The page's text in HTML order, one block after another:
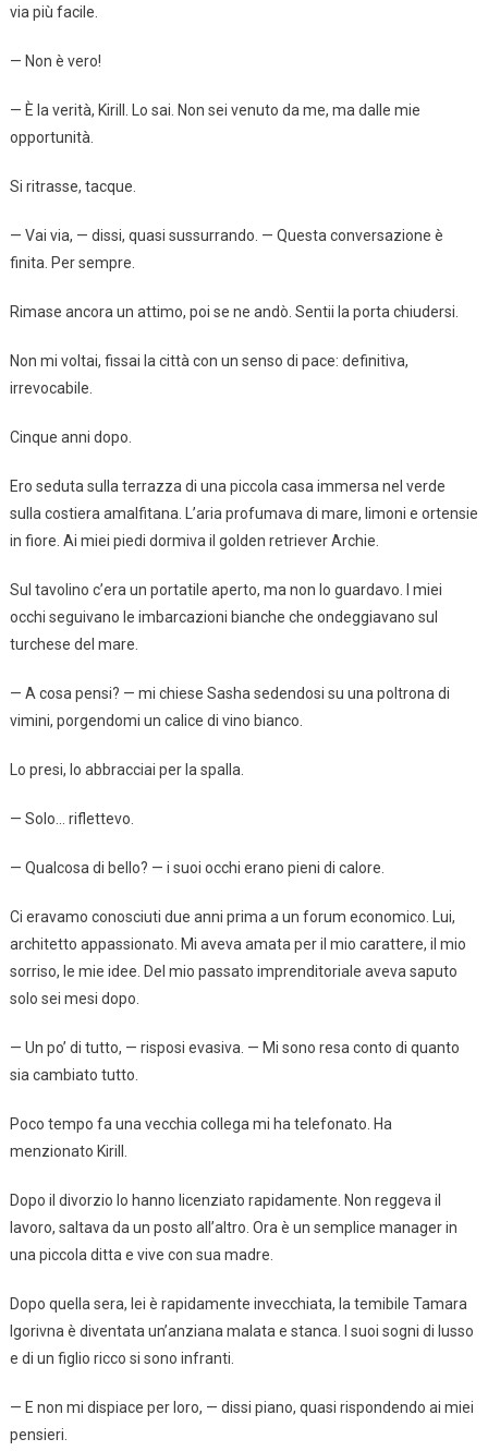
via più facile.
— Non è vero!
— È la verità, Kirill. Lo sai. Non sei venuto da me, ma dalle mie
opportunità.
Si ritrasse, tacque.
— Vai via, — dissi, quasi sussurrando. — Questa conversazione è
finita. Per sempre.
Rimase ancora un attimo, poi se ne andò. Sentii la porta chiudersi.
Non mi voltai, fissai la città con un senso di pace: definitiva,
irrevocabile.
Cinque anni dopo.
Ero seduta sulla terrazza di una piccola casa immersa nel verde
sulla costiera amalfitana. L’aria profumava di mare, limoni e ortensie
in fiore. Ai miei piedi dormiva il golden retriever Archie.
Sul tavolino c’era un portatile aperto, ma non lo guardavo. I miei
occhi seguivano le imbarcazioni bianche che ondeggiavano sul
turchese del mare.
— A cosa pensi? — mi chiese Sasha sedendosi su una poltrona di
vimini, porgendomi un calice di vino bianco.
Lo presi, lo abbracciai per la spalla.
— Solo… riflettevo.
— Qualcosa di bello? — i suoi occhi erano pieni di calore.
Ci eravamo conosciuti due anni prima a un forum economico. Lui,
architetto appassionato. Mi aveva amata per il mio carattere, il mio
sorriso, le mie idee. Del mio passato imprenditoriale aveva saputo
solo sei mesi dopo.
— Un po’ di tutto, — risposi evasiva. — Mi sono resa conto di quanto
sia cambiato tutto.
Poco tempo fa una vecchia collega mi ha telefonato. Ha
menzionato Kirill.
Dopo il divorzio lo hanno licenziato rapidamente. Non reggeva il
lavoro, saltava da un posto all’altro. Ora è un semplice manager in
una piccola ditta e vive con sua madre.
Dopo quella sera, lei è rapidamente invecchiata, la temibile Tamara
Igorivna è diventata un’anziana malata e stanca. I suoi sogni di lusso
e di un figlio ricco si sono infranti.
— E non mi dispiace per loro, — dissi piano, quasi rispondendo ai miei
pensieri.